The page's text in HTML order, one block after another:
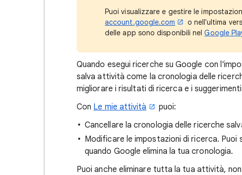
Puoi visualizzare e gestire le
account.google.com
o nell'ultima
delle app sono disponibili nelGoogle
Quando esegui ricerche su Google con
salva attività come la cronologia delle
migliorare i risultati di ricerca e i
Con Le mie attività
puoi:
Cancellare la cronologia delle ricerche
Modificare le impostazioni di ricerca. Puoi
quando Google elimina la tua cronologia.
Puoi anche eliminare tutta la tua attività,